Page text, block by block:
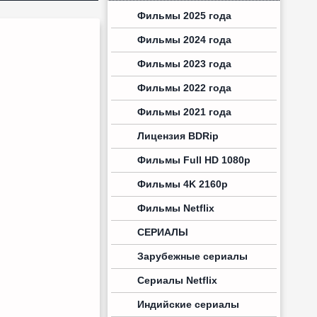
Фильмы 2025 года
Фильмы 2024 года
Фильмы 2023 года
Фильмы 2022 года
Фильмы 2021 года
Лицензия BDRip
Фильмы Full HD 1080p
Фильмы 4K 2160p
Фильмы Netflix
СЕРИАЛЫ
Зарубежные сериалы
Сериалы Netflix
Индийские сериалы